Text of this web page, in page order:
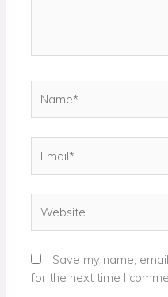
Save my name,
for the next time I